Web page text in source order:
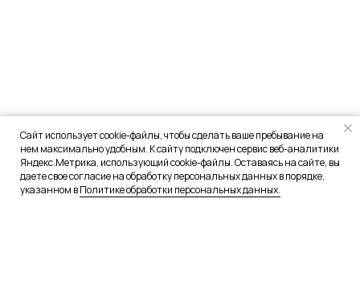
Сайт использует cookie-файлы, чтобы сделать ваше пребывание на
нем максимально удобным. К сайту подключен сервис веб-аналитики
Яндекс.Метрика, использующий cookie-файлы. Оставаясь на сайте, вы
даете свое согласие на обработку персональных данных в порядке,
указанном вПолитике обработки персональных данных.